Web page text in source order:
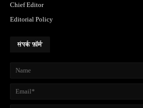
Chief Editor
Editorial Policy
संपर्क फ़ॉर्म